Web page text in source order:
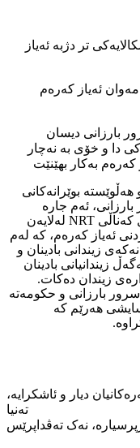
تر دژبه‌ ئه‌یاز
ئه‌یاز كه‌ره‌م
بارزانی دیسان
دا و خۆی به‌ نه‌چار
بوێرانه‌كانی
ئه‌م جاره‌
په‌یوه‌ندیه‌كی ته‌له‌فۆنی ئه‌یاز كه‌ره‌م له‌گه‌ڵ كه‌ناڵی NRT له‌لایه‌ن
ئه‌یاز كه‌ره‌م، كه‌ له‌م
زیندانی بادینان و
زیندانیانی بادینان
زیندان ده‌كات.
بارزانی و حكومه‌ته‌
هه‌رێم كه‌
دیار و ئاشکرایە،
تەنیا
نەک تەڤداپرێس